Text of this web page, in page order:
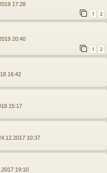
17:28
1 2
20:40
1 2
16:42
15:17
10:37
19:10